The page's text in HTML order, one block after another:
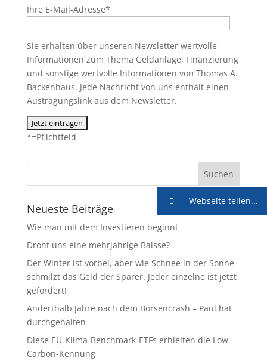
Ihre E-Mail-Adresse*
Sie erhalten über unseren Newsletter wertvolle
Informationen zum Thema Geldanlage, Finanzierung
und sonstige wertvolle Informationen von Thomas A.
Backenhaus. Jede Nachricht von uns enthält einen
Austragungslink aus dem Newsletter.
*=Pflichtfeld
Neueste Beiträge
Wie man mit dem Investieren beginnt
Droht uns eine mehrjährige Baisse?
Der Winter ist vorbei, aber wie Schnee in der Sonne
schmilzt das Geld der Sparer. Jeder einzelne ist jetzt
gefordert!
Anderthalb Jahre nach dem Börsencrash – Paul hat
durchgehalten
Diese EU-Klima-Benchmark-ETFs erhielten die Low
Carbon-Kennung
Webseite teilen...